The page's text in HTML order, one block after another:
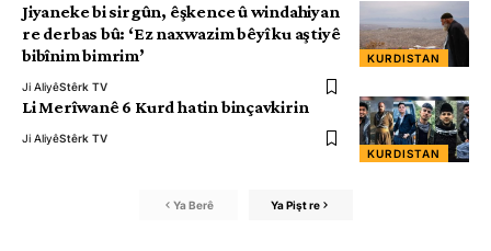
KURDISTAN
Jiyaneke bi sirgûn, êşkence û windahiyan
re derbas bû: ‘Ez naxwazim bêyî ku aştiyê
bibînim bimrim’
Ji AliyêStêrk TV
KURDISTAN
Li Merîwanê 6 Kurd hatin binçavkirin
Ji AliyêStêrk TV
Ya Berê Ya Pişt re